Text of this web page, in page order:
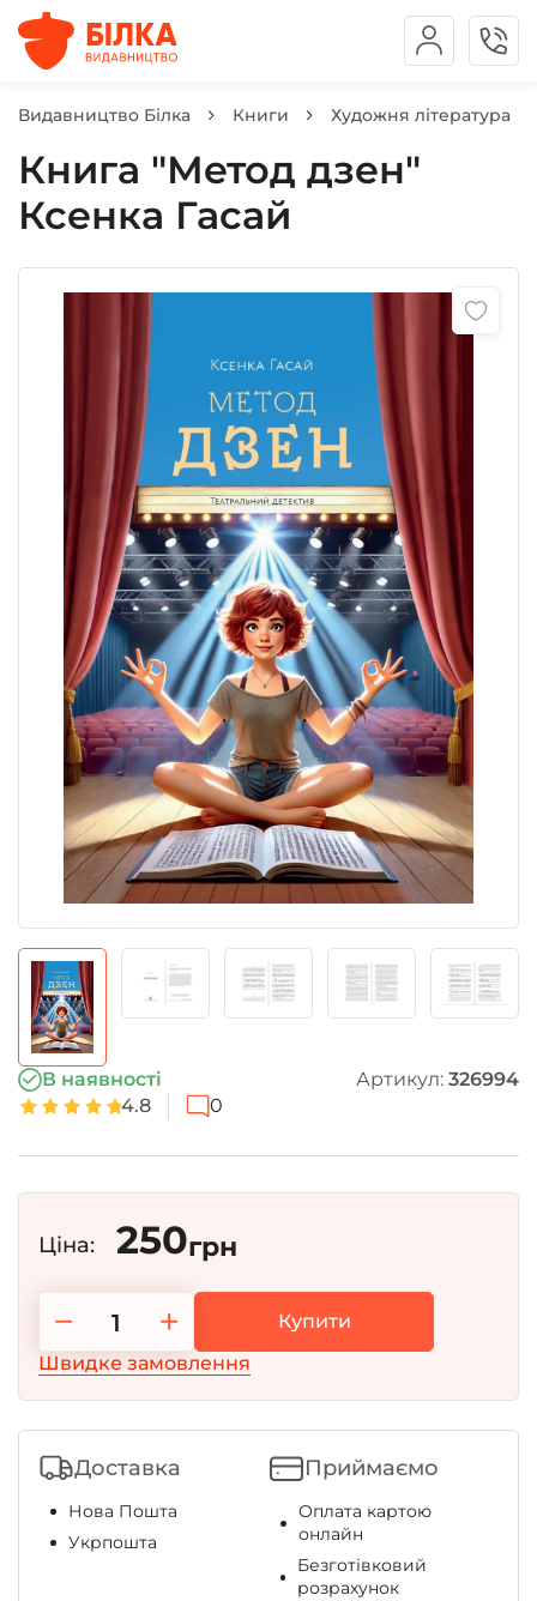
Видавництво Білка Книги Художня література
Книга "Метод дзен"
Ксенка Гасай
В наявності
4.8
0
Артикул: 326994
Ціна: 250грн
− +
Купити
Швидке замовлення
Доставка
Нова Пошта
Укрпошта
Приймаємо
Оплата картою
онлайн
Безготівковий
розрахунок